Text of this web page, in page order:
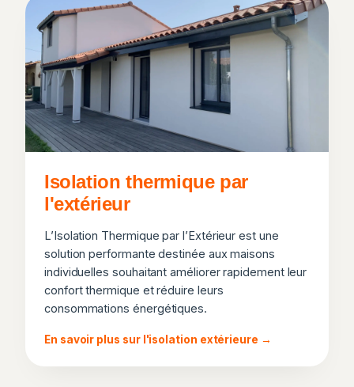
Isolation thermique par
l'extérieur
L’Isolation Thermique par l’Extérieur est une
solution performante destinée aux maisons
individuelles souhaitant améliorer rapidement leur
confort thermique et réduire leurs
consommations énergétiques.
En savoir plus sur l'isolation extérieure →